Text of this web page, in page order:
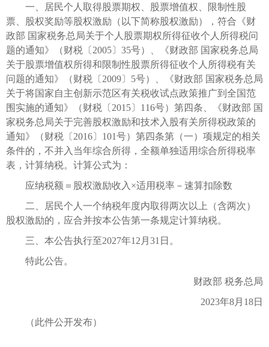
一、居民个人取得股票期权、股票增值权、限制性股
票、股权奖励等股权激励（以下简称股权激励），符合《财
政部 国家税务总局关于个人股票期权所得征收个人所得税问
题的通知》（财税〔2005〕35号）、《财政部 国家税务总局
关于股票增值权所得和限制性股票所得征收个人所得税有关
问题的通知》（财税〔2009〕5号）、《财政部 国家税务总局
关于将国家自主创新示范区有关税收试点政策推广到全国范
围实施的通知》（财税〔2015〕116号）第四条、《财政部 国
家税务总局关于完善股权激励和技术入股有关所得税政策的
通知》（财税〔2016〕101号）第四条第（一）项规定的相关
条件的，不并入当年综合所得，全额单独适用综合所得税率
表，计算纳税。计算公式为：
应纳税额＝股权激励收入×适用税率－速算扣除数
二、居民个人一个纳税年度内取得两次以上（含两次）
股权激励的，应合并按本公告第一条规定计算纳税。
三、本公告执行至2027年12月31日。
特此公告。
财政部 税务总局
2023年8月18日
（此件公开发布）